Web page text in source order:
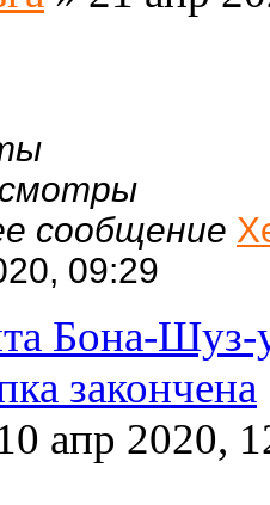
сообщение
09:29
Бона-Шуз-
закончена
апр 2020,